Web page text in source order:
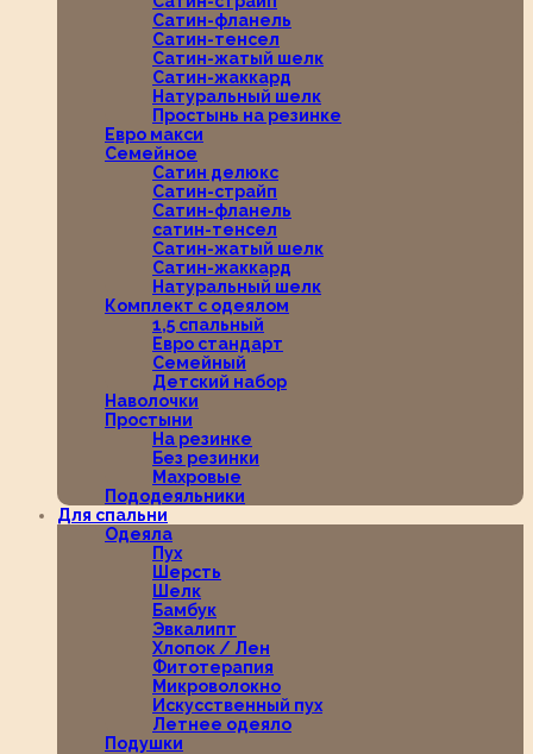
Сатин-фланель
Сатин-тенсел
Сатин-жатый шелк
Сатин-жаккард
Натуральный шелк
Простынь на резинке
Евро макси
Семейное
Сатин делюкс
Сатин-страйп
Сатин-фланель
сатин-тенсел
Сатин-жатый шелк
Сатин-жаккард
Натуральный шелк
Комплект с одеялом
1,5 спальный
Евро стандарт
Семейный
Детский набор
Наволочки
Простыни
На резинке
Без резинки
Махровые
Пододеяльники
Для спальни
Одеяла
Пух
Шерсть
Шелк
Бамбук
Эвкалипт
Хлопок / Лен
Фитотерапия
Микроволокно
Искусственный пух
Летнее одеяло
Подушки